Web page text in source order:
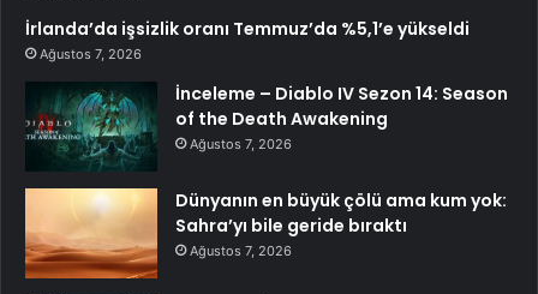
İrlanda’da işsizlik oranı Temmuz’da %5,1’e yükseldi
Ağustos 7, 2026
İnceleme – Diablo IV Sezon 14: Season
of the Death Awakening
Ağustos 7, 2026
Dünyanın en büyük çölü ama kum yok:
Sahra’yı bile geride bıraktı
Ağustos 7, 2026